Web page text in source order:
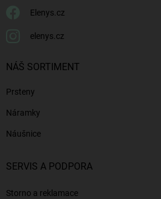
Elenys.cz
elenys.cz
NÁŠ SORTIMENT
Prsteny
Náramky
Náušnice
SERVIS A PODPORA
Storno a reklamace